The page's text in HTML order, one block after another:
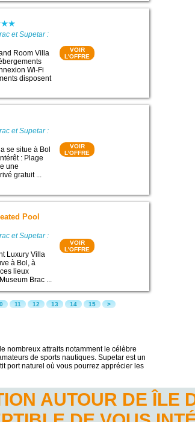
et Supetar :
Room Villa
Wi-Fi
disposent
VOIR
L'OFFRE
et Supetar :
se situe à Bol
: Plage
une
gratuit ...
VOIR
L'OFFRE
Pool
et Supetar :
Luxury Villa
à Bol, à
lieux
Brac ...
VOIR
L'OFFRE
11 12 13 14 15 >
nombreux attraits notamment le célèbre
de sports nautiques. Supetar est un
port naturel où vous pourrez apprécier les
AUTOUR DE ÎLE